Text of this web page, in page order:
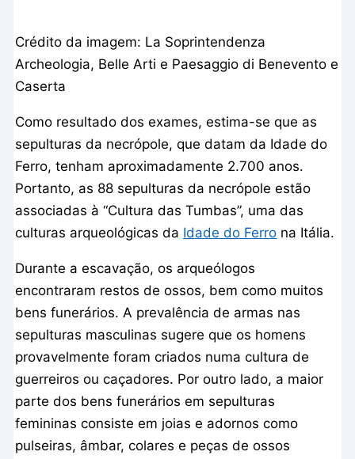
Crédito da imagem: La Soprintendenza
Archeologia, Belle Arti e Paesaggio di Benevento e
Caserta
Como resultado dos exames, estima-se que as
sepulturas da necrópole, que datam da Idade do
Ferro, tenham aproximadamente 2.700 anos.
Portanto, as 88 sepulturas da necrópole estão
associadas à “Cultura das Tumbas”, uma das
culturas arqueológicas da Idade do Ferro na Itália.
Durante a escavação, os arqueólogos
encontraram restos de ossos, bem como muitos
bens funerários. A prevalência de armas nas
sepulturas masculinas sugere que os homens
provavelmente foram criados numa cultura de
guerreiros ou caçadores. Por outro lado, a maior
parte dos bens funerários em sepulturas
femininas consiste em joias e adornos como
pulseiras, âmbar, colares e peças de ossos